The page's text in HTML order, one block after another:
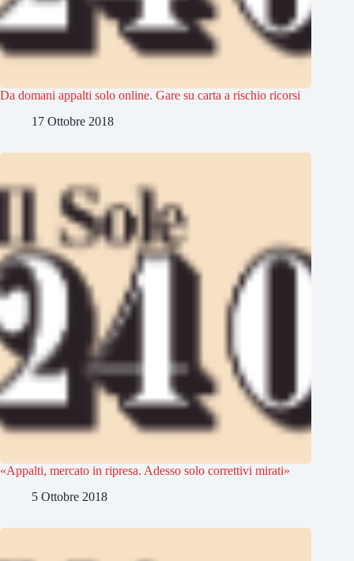
Da domani appalti solo online. Gare su carta a rischio ricorsi
17 Ottobre 2018
«Appalti, mercato in ripresa. Adesso solo correttivi mirati»
5 Ottobre 2018